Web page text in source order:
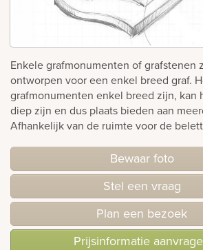
Enkele grafmonumenten of grafstenen
ontworpen voor een enkel breed graf.
grafmonumenten enkel breed zijn, kan
diep zijn en dus plaats bieden aan
Afhankelijk van de ruimte voor de
Bewaar foto
Stel een vraag
Plan een bezoek
Prijsinformatie